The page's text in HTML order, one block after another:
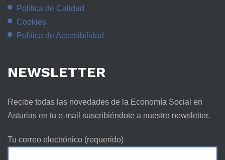
Política de Calidad
Cookies
Política de Accesibilidad
NEWSLETTER
Recibe todas las novedades de la Economía Social en
Asturias en tu e-mail suscribiéndote a nuestro newsletter.
Tu correo electrónico (requerido)